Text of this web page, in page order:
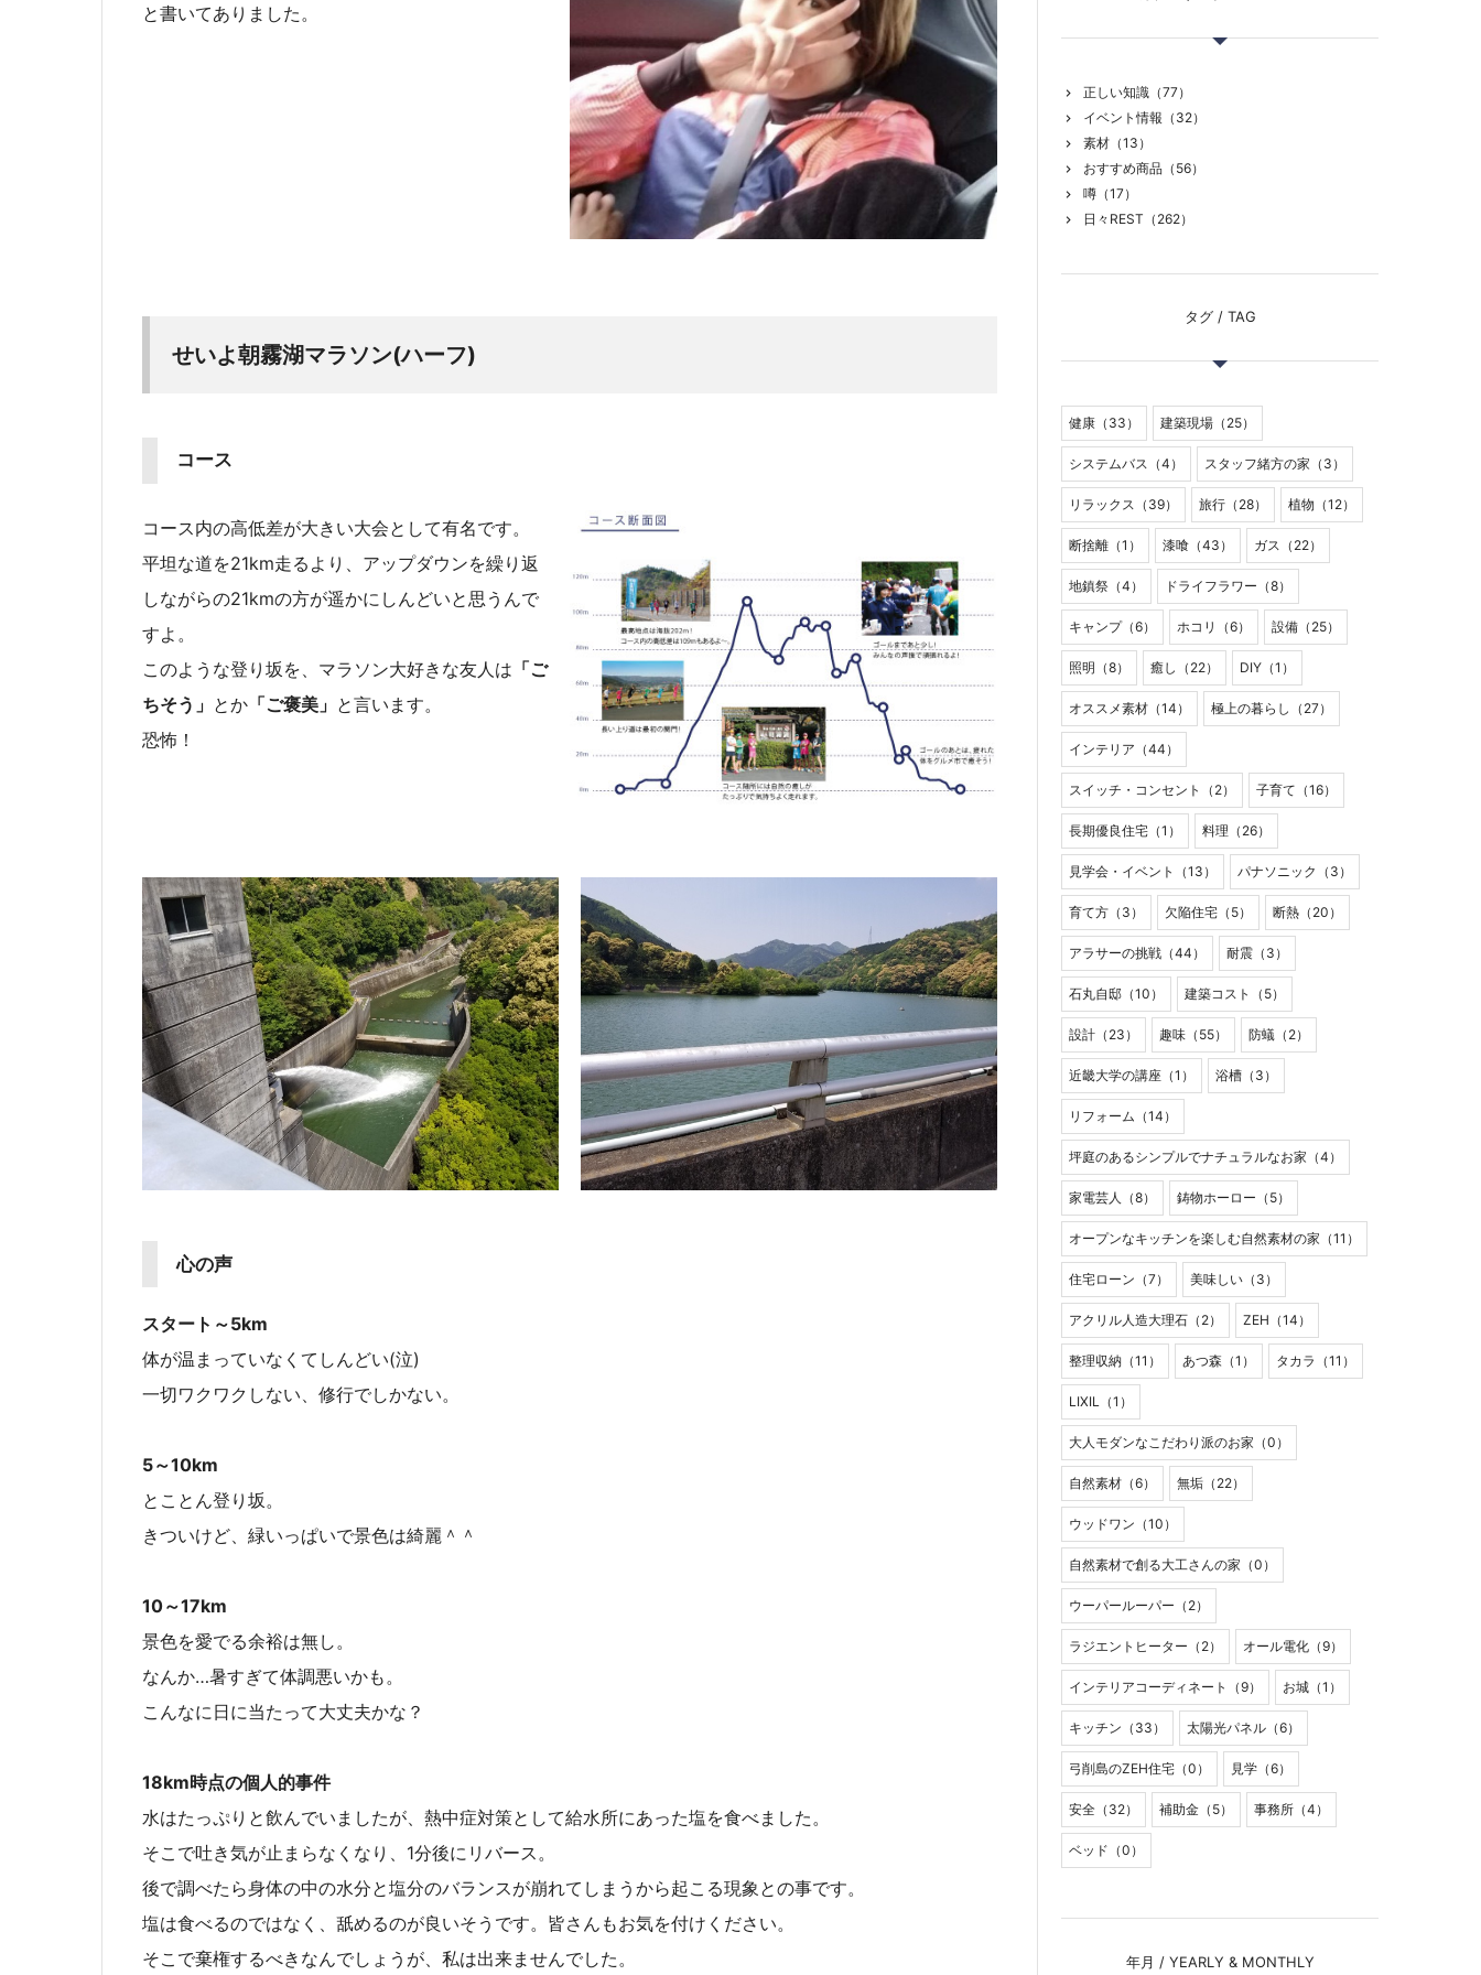
と書いてありました。
せいよ朝霧湖マラソン(ハーフ)
コース
コース内の高低差が大きい大会として有名です。
平坦な道を21km走るより、アップダウンを繰り返
しながらの21kmの方が遥かにしんどいと思うんで
すよ。
このような登り坂を、マラソン大好きな友人は 「ご
ちそう」 とか 「ご褒美」 と言います。
恐怖！
心の声
スタート～5km
体が温まっていなくてしんどい(泣)
一切ワクワクしない、修行でしかない。
5～10km
とことん登り坂。
きついけど、緑いっぱいで景色は綺麗＾＾
10～17km
景色を愛でる余裕は無し。
なんか…暑すぎて体調悪いかも。
こんなに日に当たって大丈夫かな？
18km時点の個人的事件
水はたっぷりと飲んでいましたが、熱中症対策として給水所にあった塩を食べました。
そこで吐き気が止まらなくなり、1分後にリバース。
後で調べたら身体の中の水分と塩分のバランスが崩れてしまうから起こる現象との事です。
塩は食べるのではなく、舐めるのが良いそうです。皆さんもお気を付けください。
そこで棄権するべきなんでしょうが、私は出来ませんでした。
正しい知識（77）
イベント情報（32）
素材（13）
おすすめ商品（56）
噂（17）
日々REST（262）
タグ / TAG
健康（33） 建築現場（25）
システムバス（4） スタッフ緒方の家（3）
リラックス（39） 旅行（28） 植物（12）
断捨離（1） 漆喰（43） ガス（22）
地鎮祭（4） ドライフラワー（8）
キャンプ（6） ホコリ（6） 設備（25）
照明（8） 癒し（22） DIY（1）
オススメ素材（14） 極上の暮らし（27）
インテリア（44）
スイッチ・コンセント（2） 子育て（16）
長期優良住宅（1） 料理（26）
見学会・イベント（13） パナソニック（3）
育て方（3） 欠陥住宅（5） 断熱（20）
アラサーの挑戦（44） 耐震（3）
石丸自邸（10） 建築コスト（5）
設計（23） 趣味（55） 防蟻（2）
近畿大学の講座（1） 浴槽（3）
リフォーム（14）
坪庭のあるシンプルでナチュラルなお家（4）
家電芸人（8） 鋳物ホーロー（5）
オープンなキッチンを楽しむ自然素材の家（11）
住宅ローン（7） 美味しい（3）
アクリル人造大理石（2） ZEH（14）
整理収納（11） あつ森（1） タカラ（11）
LIXIL（1）
大人モダンなこだわり派のお家（0）
自然素材（6） 無垢（22）
ウッドワン（10）
自然素材で創る大工さんの家（0）
ウーパールーパー（2）
ラジエントヒーター（2） オール電化（9）
インテリアコーディネート（9） お城（1）
キッチン（33） 太陽光パネル（6）
弓削島のZEH住宅（0） 見学（6）
安全（32） 補助金（5） 事務所（4）
ベッド（0）
年月 / YEARLY & MONTHLY